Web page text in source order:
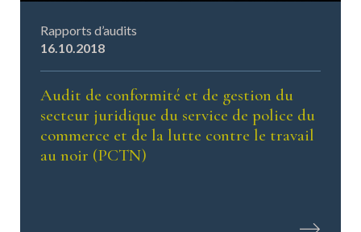
Rapports d’audits
16.10.2018
Audit de conformité et de gestion du
secteur juridique du service de police du
commerce et de la lutte contre le travail
au noir (PCTN)